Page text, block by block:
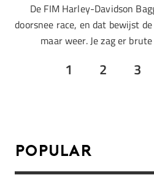
De FIM Harley-Davidson
doorsnee race, en dat bewijst
maar weer. Je zag er
1 2 3
Popular